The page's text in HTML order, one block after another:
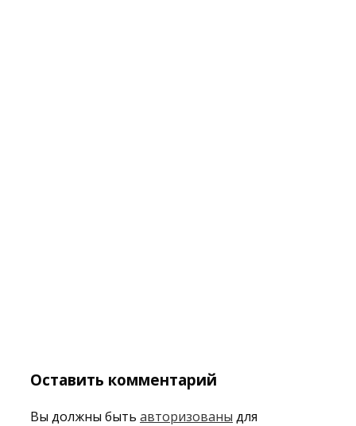
Оставить комментарий
Вы должны быть авторизованы для